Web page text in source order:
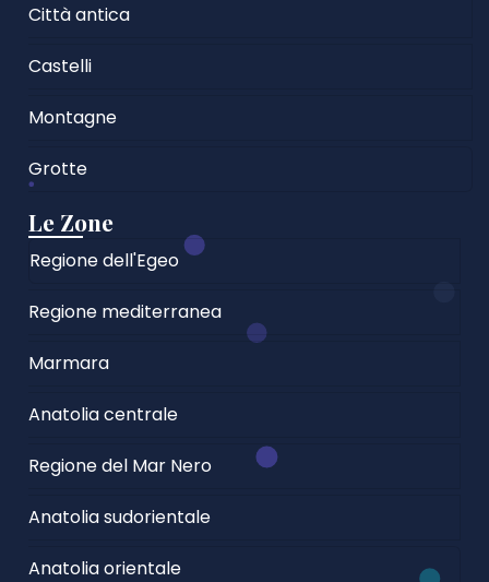
Città antica
Castelli
Montagne
Grotte
Le Zone
Regione dell'Egeo
Regione mediterranea
Marmara
Anatolia centrale
Regione del Mar Nero
Anatolia sudorientale
Anatolia orientale